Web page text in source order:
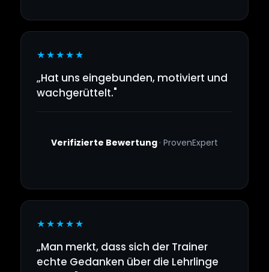
★★★★★
„Hat uns eingebunden, motiviert und
wachgerüttelt."
Verifizierte Bewertung · ProvenExpert
★★★★★
„Man merkt, dass sich der Trainer
echte Gedanken über die Lehrlinge